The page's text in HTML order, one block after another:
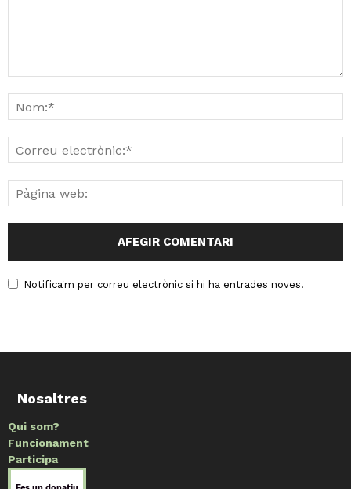
Notifica'm per correu electrònic si hi ha entrades noves.
Nosaltres
Qui som?
Funcionament
Participa